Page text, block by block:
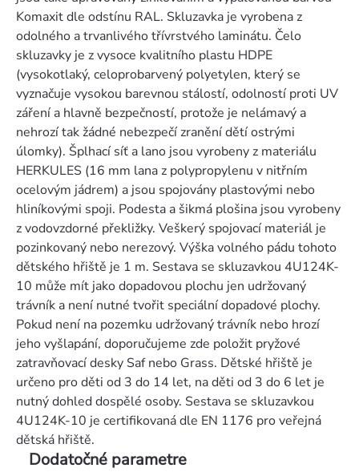
Komaxit dle odstínu RAL. Skluzavka je vyrobena z
odolného a trvanlivého třívrstvého laminátu. Čelo
skluzavky je z vysoce kvalitního plastu HDPE
(vysokotlaký, celoprobarvený polyetylen, který se
vyznačuje vysokou barevnou stálostí, odolností proti UV
záření a hlavně bezpečností, protože je nelámavý a
nehrozí tak žádné nebezpečí zranění dětí ostrými
úlomky). Šplhací síť a lano jsou vyrobeny z materiálu
HERKULES (16 mm lana z polypropylenu v nitřním
ocelovým jádrem) a jsou spojovány plastovými nebo
hliníkovými spoji. Podesta a šikmá plošina jsou vyrobeny
z vodovzdorné překližky. Veškerý spojovací materiál je
pozinkovaný nebo nerezový. Výška volného pádu tohoto
dětského hřiště je 1 m. Sestava se skluzavkou 4U124K-
10 může mít jako dopadovou plochu jen udržovaný
trávník a není nutné tvořit speciální dopadové plochy.
Pokud není na pozemku udržovaný trávník nebo hrozí
jeho vyšlapání, doporučujeme zde položit pryžové
zatravňovací desky Saf nebo Grass. Dětské hřiště je
určeno pro děti od 3 do 14 let, na děti od 3 do 6 let je
nutný dohled dospělé osoby. Sestava se skluzavkou
4U124K-10 je certifikovaná dle EN 1176 pro veřejná
dětská hřiště.
Dodatočné parametre